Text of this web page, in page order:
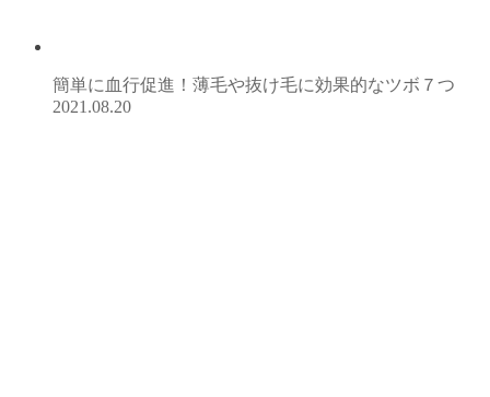
簡単に血行促進！薄毛や抜け毛に効果的なツボ７つ
2021.08.20